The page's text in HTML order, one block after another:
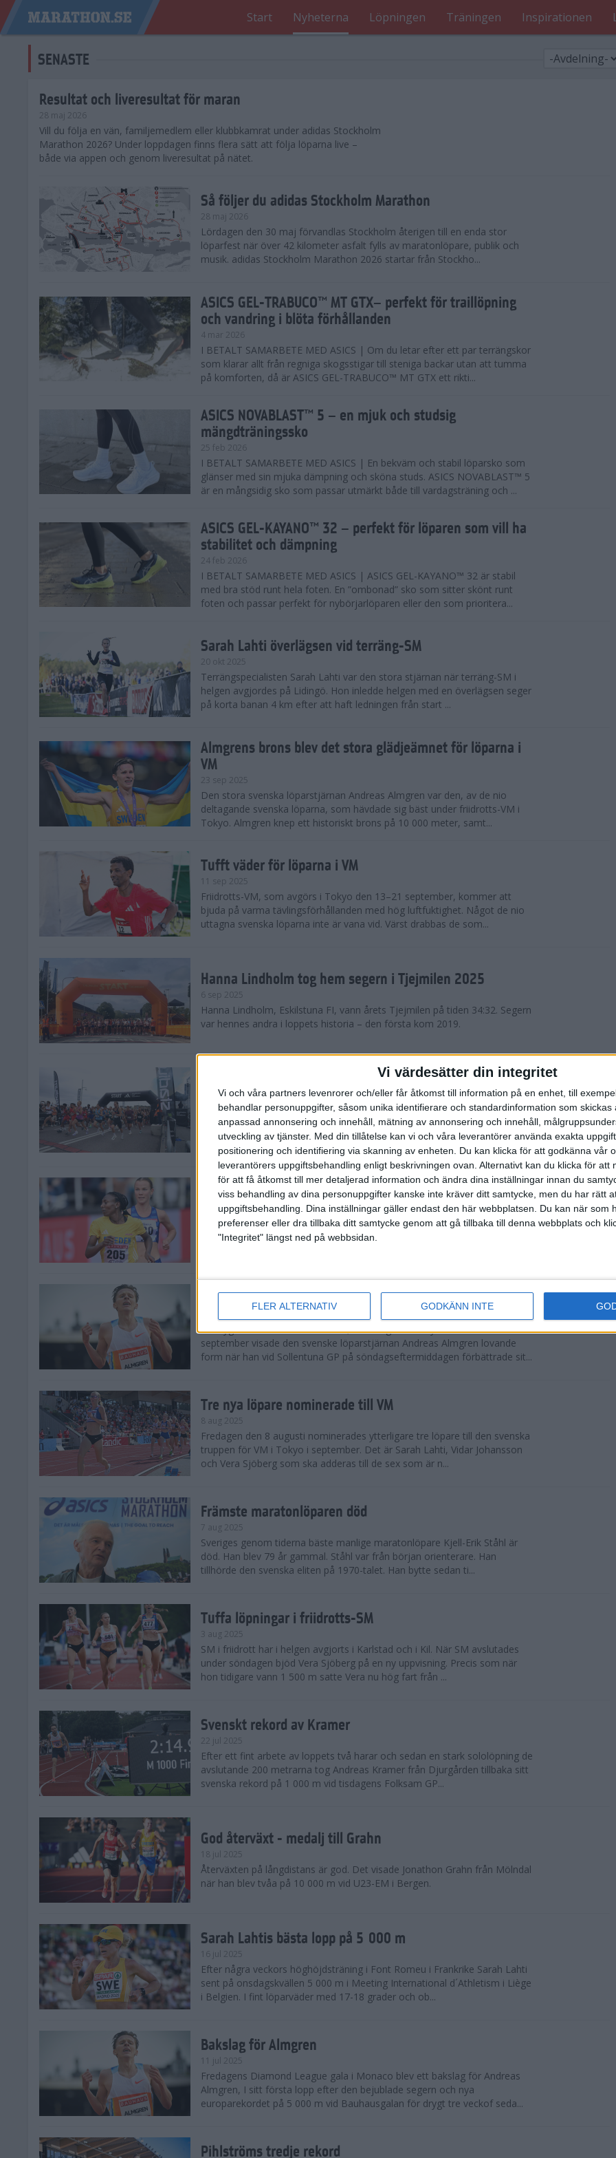
Vi värdesätter din integritet
Vi och våra partners levenrorer och/eller får åtkomst till information på en enhet, till
behandlar personuppgifter, såsom unika identifierare och standardinformation som skickas
anpassad annonsering och innehåll, mätning av annonsering och innehåll,
utveckling av tjänster. Med din tillåtelse kan vi och våra leverantörer använda exakta
positionering och identifiering via skanning av enheten. Du kan klicka för att godkänna vår
leverantörers uppgiftsbehandling enligt beskrivningen ovan. Alternativt kan du klicka för att
för att få åtkomst till mer detaljerad information och ändra dina inställningar innan du
viss behandling av dina personuppgifter kanske inte kräver ditt samtycke, men du har rätt
uppgiftsbehandling. Dina inställningar gäller endast den här webbplatsen. Du kan när som
preferenser eller dra tillbaka ditt samtycke genom att gå tillbaka till denna webbplats och
"Integritet" längst ned på webbsidan.
FLER ALTERNATIV GODKÄNN INTE
Start Nyheterna Löpningen Träningen Inspirationen
SENASTE
Resultat och liveresultat för maran
28 maj 2026
​Vill du följa en vän, familjemedlem eller klubbkamrat under adidas Stockholm
Marathon 2026? Under loppdagen finns flera sätt att följa löparna live –
både via appen och genom liveresultat på nätet.
Så följer du adidas Stockholm Marathon
28 maj 2026
Lördagen den 30 maj förvandlas Stockholm återigen till en enda stor
löparfest när över 42 kilometer asfalt fylls av maratonlöpare, publik och
musik. adidas Stockholm Marathon 2026 startar från Stockho...
ASICS GEL-TRABUCO™ MT GTX– perfekt för traillöpning
och vandring i blöta förhållanden
4 mar 2026
I BETALT SAMARBETE MED ASICS | Om du letar efter ett par terrängskor
som klarar allt från regniga skogsstigar till steniga backar utan att tumma
på komforten, då är ASICS GEL-TRABUCO™ MT GTX ett rikti...
ASICS NOVABLAST™ 5 – en mjuk och studsig
mängdträningssko
25 feb 2026
I BETALT SAMARBETE MED ASICS | En bekväm och stabil löparsko som
glänser med sin mjuka dämpning och sköna studs. ASICS NOVABLAST™ 5
är en mångsidig sko som passar utmärkt både till vardagsträning och ...
ASICS GEL-KAYANO™ 32 – perfekt för löparen som vill ha
stabilitet och dämpning
24 feb 2026
I BETALT SAMARBETE MED ASICS | ASICS GEL-KAYANO™ 32 är stabil
med bra stöd runt hela foten. En ”ombonad” sko som sitter skönt runt
foten och passar perfekt för nybörjarlöparen eller den som prioritera...
Sarah Lahti överlägsen vid terräng-SM
20 okt 2025
Terrängspecialisten Sarah Lahti var den stora stjärnan när terräng-SM i
helgen avgjordes på Lidingö. Hon inledde helgen med en överlägsen seger
på korta banan 4 km efter att haft ledningen från start ...
Almgrens brons blev det stora glädjeämnet för löparna i
VM
23 sep 2025
Den stora svenska löparstjärnan Andreas Almgren var den, av de nio
deltagande svenska löparna, som hävdade sig bäst under friidrotts-VM i
Tokyo. Almgren knep ett historiskt brons på 10 000 meter, samt...
Tufft väder för löparna i VM
11 sep 2025
Friidrotts-VM, som avgörs i Tokyo den 13–21 september, kommer att
bjuda på varma tävlingsförhållanden med hög luftfuktighet. Något de nio
uttagna svenska löparna inte är vana vid. Värst drabbas de som...
Hanna Lindholm tog hem segern i Tjejmilen 2025
6 sep 2025
Hanna Lindholm, Eskilstuna FI, vann årets Tjejmilen på tiden 34:32. Segern
var hennes andra i loppets historia – den första kom 2019.
Snabbaste segertiden på 12 år i rekordstort adidas
Stockholm Halvmaraton
30 aug 2025
Ett slutsålt och rekordstort adidas Stockholm Halvmaraton avgjordes i
nästintill perfekt löparväder. 18 grader, mulet och väldigt lite vind. Totalt
var 19,866 löpare anmälda, varav 15,807 kom till sta...
Löparna viktiga när Sverige vann Finnkampen
26 aug 2025
Den hundrade upplagan av Finnkampen, världens äldsta och största
landskamp i friidrott, avgjordes inför fullsatta läktare på Stockholms
Svenskt rekord när Almgren testade VM-formen
En dryg månad före friidrotts-VM, som avgörs i Tokyo den 13-21
september visade den svenske löparstjärnan Andreas Almgren lovande
form när han vid Sollentuna GP på söndagseftermiddagen förbättrade sit...
Tre nya löpare nominerade till VM
8 aug 2025
Fredagen den 8 augusti nominerades ytterligare tre löpare till den svenska
truppen för VM i Tokyo i september. Det är Sarah Lahti, Vidar Johansson
och Vera Sjöberg som ska adderas till de sex som är n...
Främste maratonlöparen död
7 aug 2025
Sveriges genom tiderna bäste manlige maratonlöpare Kjell-Erik Ståhl är
död. Han blev 79 år gammal. Ståhl var från början orienterare. Han
tillhörde den svenska eliten på 1970-talet. Han bytte sedan ti...
Tuffa löpningar i friidrotts-SM
3 aug 2025
SM i friidrott har i helgen avgjorts i Karlstad och i Kil. När SM avslutades
under söndagen bjöd Vera Sjöberg på en ny uppvisning. Precis som när
hon tidigare vann 1 500 m satte Vera nu hög fart från ...
Svenskt rekord av Kramer
22 jul 2025
Efter ett fint arbete av loppets två harar och sedan en stark sololöpning de
avslutande 200 metrarna tog Andreas Kramer från Djurgården tillbaka sitt
svenska rekord på 1 000 m vid tisdagens Folksam GP...
God återväxt - medalj till Grahn
18 jul 2025
Återväxten på långdistans är god. Det visade Jonathon Grahn från Mölndal
när han blev tvåa på 10 000 m vid U23-EM i Bergen.
Sarah Lahtis bästa lopp på 5 000 m
16 jul 2025
Efter några veckors höghöjdsträning i Font Romeu i Frankrike Sarah Lahti
sent på onsdagskvällen 5 000 m i Meeting International d´Athletism i Liège
i Belgien. I fint löparväder med 17-18 grader och ob...
Bakslag för Almgren
11 jul 2025
Fredagens Diamond League gala i Monaco blev ett bakslag för Andreas
Almgren, I sitt första lopp efter den bejublade segern och nya
europarekordet på 5 000 m vid Bauhausgalan för drygt tre veckof seda...
Pihlströms tredje rekord